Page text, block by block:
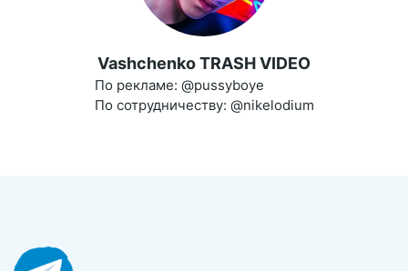
Vashchenko TRASH VIDEO
По рекламе: @pussyboye
По сотрудничеству: @nikelodium